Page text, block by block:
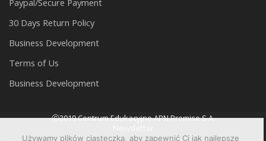
30 Days Return Policy
Business Development
Terms of Us
Business Development
Ⓒ2019 Centrum Edukacyjne APN Promise S.A.
Używamy plików ciasteczka, aby zapewnić Ci jak najlepsze